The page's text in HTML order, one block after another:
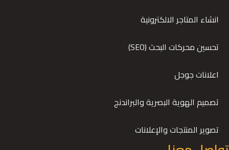
انشاء المتاجر الالكترونية
تحسين محركات البحث (SEO)
اعلانات جوجل
تصميم الهوية البصرية والبراندنج
تصوير المنتجات والإعلانات